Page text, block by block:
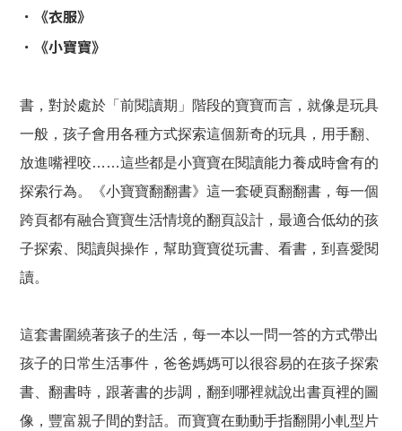
．《衣服》
．《小寶寶》
書，對於處於「前閱讀期」階段的寶寶而言，就像是玩具
一般，孩子會用各種方式探索這個新奇的玩具，用手翻、
放進嘴裡咬……這些都是小寶寶在閱讀能力養成時會有的
探索行為。《小寶寶翻翻書》這一套硬頁翻翻書，每一個
跨頁都有融合寶寶生活情境的翻頁設計，最適合低幼的孩
子探索、閱讀與操作，幫助寶寶從玩書、看書，到喜愛閱
讀。
這套書圍繞著孩子的生活，每一本以一問一答的方式帶出
孩子的日常生活事件，爸爸媽媽可以很容易的在孩子探索
書、翻書時，跟著書的步調，翻到哪裡就說出書頁裡的圖
像，豐富親子間的對話。而寶寶在動動手指翻開小軋型片